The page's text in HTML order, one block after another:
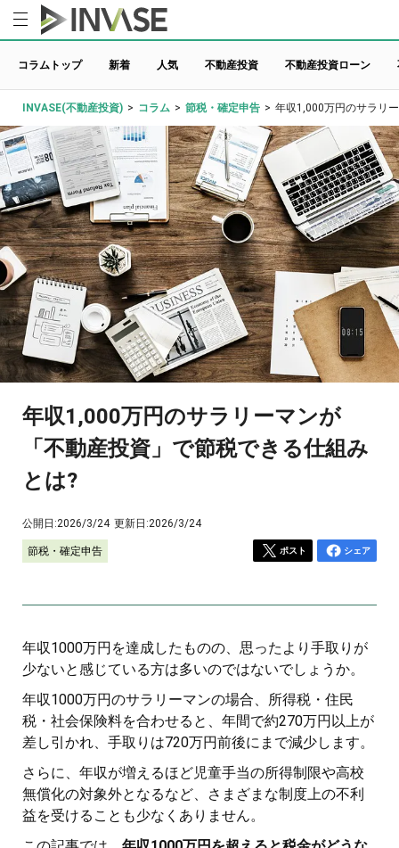
コラムトップ 新着 人気 不動産投資 不動産投資ローン
INVASE(不動産投資) > コラム > 節税・確定申告 > 年収1,000万円のサラリ
年収1,000万円のサラリーマンが
「不動産投資」で節税できる仕組み
とは?
公開日:2026/3/24 更新日:2026/3/24
節税・確定申告 ポスト シェア
年収1000万円を達成したものの、思ったより手取りが
少ないと感じている方は多いのではないでしょうか。
年収1000万円のサラリーマンの場合、所得税・住民
税・社会保険料を合わせると、年間で約270万円以上が
差し引かれ、手取りは720万円前後にまで減少します。
さらに、年収が増えるほど児童手当の所得制限や高校
無償化の対象外となるなど、さまざまな制度上の不利
益を受けることも少なくありません。